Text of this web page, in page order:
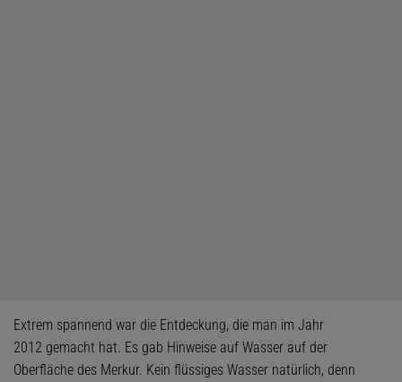
Extrem spannend war die Entdeckung, die man im Jahr
2012 gemacht hat. Es gab Hinweise auf Wasser auf der
Oberfläche des Merkur. Kein flüssiges Wasser natürlich, denn